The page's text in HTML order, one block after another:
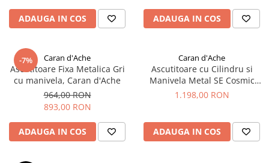
Rotring
Scrikss
Standardgraph
Schneider
Sheaffer
Staedtler
Seturi Cross ATX
Seturi Cross Bailey
Seturi Sheaffer
Seturi Sheaffer 100
Seturi Icon
Seturi Taramis
Seturi VFM
Seturi Waterman
Seturi Hemisphere
ADAUGA IN COS ADAUGA IN COS
-7% Caran d'Ache
Ascutitoare Fixa Metalica Gri
cu manivela, Caran d'Ache
964,00 RON
893,00 RON
ADAUGA IN COS
Caran d'Ache
Ascutitoare cu Cilindru si
Manivela Metal SE Cosmic
Blue Navy, Caran d'Ache
1.198,00 RON
ADAUGA IN COS